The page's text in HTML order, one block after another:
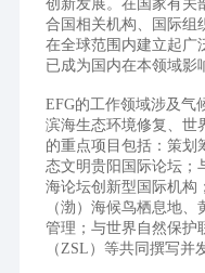
合国相关机构、国际组
在全球范围内建立起广
已成为国内在本领域影
EFG的工作领域涉及气
滨海生态环境修复、世
的重点项目包括：策
态文明贵阳国际论坛
海论坛创新型国际机构
（渤）海候鸟栖息地
管理；与世界自然保护
（ZSL）等共同撰写并